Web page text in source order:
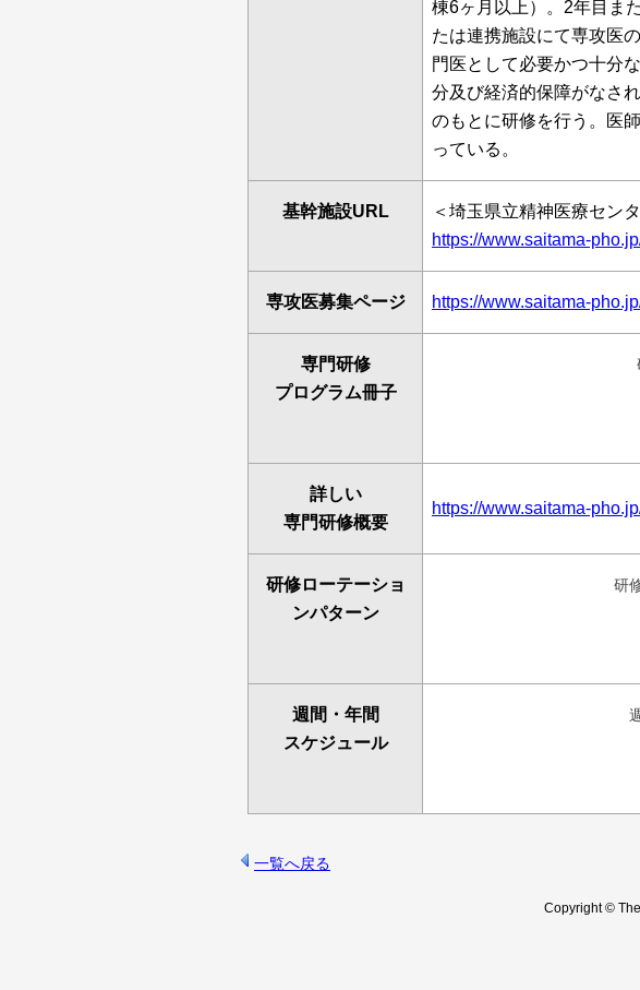
棟6ヶ月以上）。2年目ま
たは連携施設にて専攻医
門医として必要かつ十分
分及び経済的保障がなさ
のもとに研修を行う。医
っている。
基幹施設URL
＜埼玉県立精神医療セン
https://www.saitama-
専攻医募集ページ https://www.saitama-
専門研修
プログラム冊子
詳しい
専門研修概要
https://www.saitama-
研修ローテーショ
ンパターン
研
週間・年間
スケジュール
一覧へ戻る
Copyright ©